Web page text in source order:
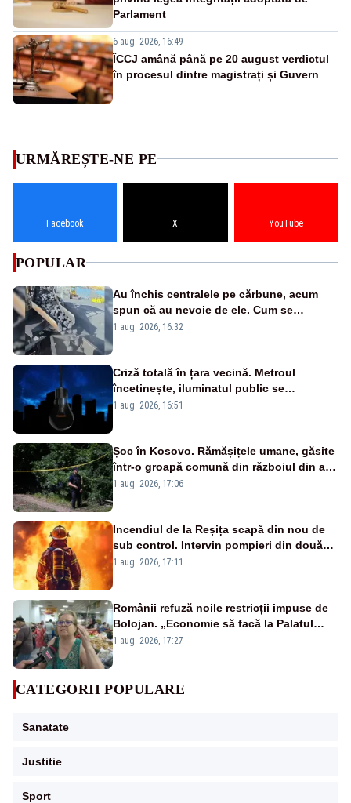
Parlament
6 aug. 2026, 16:49
ÎCCJ amână până pe 20 august verdictul
în procesul dintre magistrați și Guvern
URMĂREȘTE-NE PE
Facebook X YouTube
POPULAR
Au închis centralele pe cărbune, acum
spun că au nevoie de ele. Cum se
pasează vina în plină criză energetică
1 aug. 2026, 16:32
Criză totală în țara vecină. Metroul
încetinește, iluminatul public se
suspendă, iar bugetarii sunt trimiși să
1 aug. 2026, 16:51
Șoc în Kosovo. Rămășițele umane, găsite
într-o groapă comună din războiul din anii
1990
1 aug. 2026, 17:06
Incendiul de la Reșița scapă din nou de
sub control. Intervin pompieri din două
județe și un elicopter
1 aug. 2026, 17:11
Românii refuză noile restricții impuse de
Bolojan. „Economie să facă la Palatul
Victoria!”
1 aug. 2026, 17:27
CATEGORII POPULARE
Sanatate
Justitie
Sport